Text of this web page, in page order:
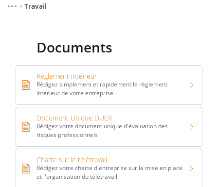
⌃ Travail
Documents
Règlement intérieur
Rédigez simplement et rapidement le règlement
intérieur de votre entreprise
Document Unique DUER
Rédigez votre document unique d'évaluation des
risques professionnels
Charte sur le télétravail
Rédigez votre charte d'entreprise sur la mise en place
et l'organisation du télétravail